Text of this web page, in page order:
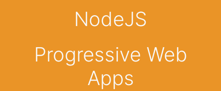
NodeJS
Progressive Web
Apps